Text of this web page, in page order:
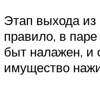
Этап выхода из
правило, в
быт налажен, и
имущество